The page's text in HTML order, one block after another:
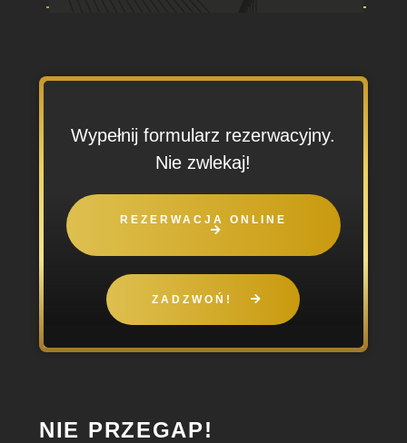
Wypełnij formularz rezerwacyjny.
Nie zwlekaj!
REZERWACJA ONLINE
ZADZWOŃ!
NIE PRZEGAP!